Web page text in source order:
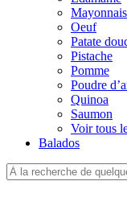
Oeuf
Patate
Pistache
Pomme
Poudre
Quinoa
Saumon
Voir tous
Balados